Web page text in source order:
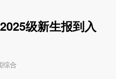
级新生报到入
综合